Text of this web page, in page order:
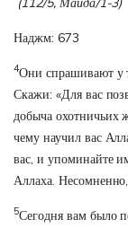
Наджм: 673
4Они спрашивают у
Скажи: «Для вас
добыча охотничьих
чему научил вас
вас, и упоминайте
Аллаха.
5Сегодня вам было